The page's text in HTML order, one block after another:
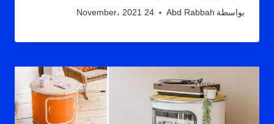
بواسطة Abd Rabbah 24 November، 2021